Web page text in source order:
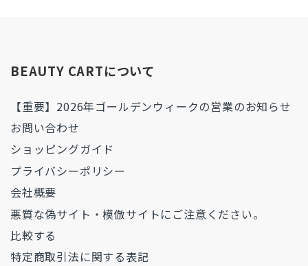
BEAUTY CARTについて
【重要】2026年ゴールデンウィークの営業のお知らせ
お問い合わせ
ショッピングガイド
プライバシーポリシー
会社概要
悪質な偽サイト・模倣サイトにご注意ください。
比較する
特定商取引法に関する表記